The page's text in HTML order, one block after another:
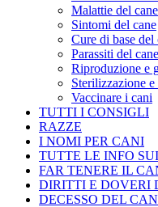
Malattie del cane
Sintomi del cane
Cure di base del
Parassiti del cane
Riproduzione e
Sterilizzazione e
Vaccinare i cani
TUTTI I CONSIGLI
RAZZE
I NOMI PER CANI
TUTTE LE INFO
FAR TENERE IL
DIRITTI E DOVERI
DECESSO DEL